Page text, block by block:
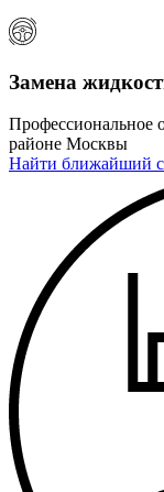
Замена
Профессиональное
районе Москвы
Найти ближайший